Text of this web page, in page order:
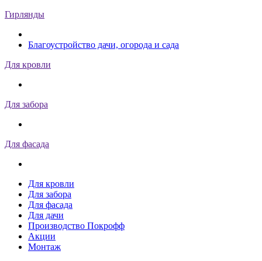
Гирлянды
Благоустройство дачи, огорода и сада
Для кровли
Для забора
Для фасада
Для кровли
Для забора
Для фасада
Для дачи
Производство Покрофф
Акции
Монтаж